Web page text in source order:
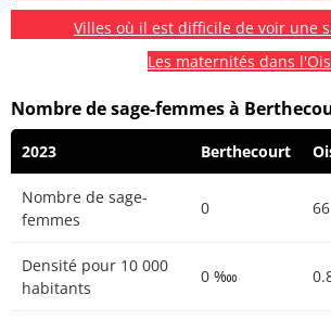
Villes où il est difficile de voir une
Les maternités dans
Nombre de sage-femmes à
2023 Berthecourt
Nombre de sage-
femmes
0 66
Densité pour 10 000
habitants
0 ‱